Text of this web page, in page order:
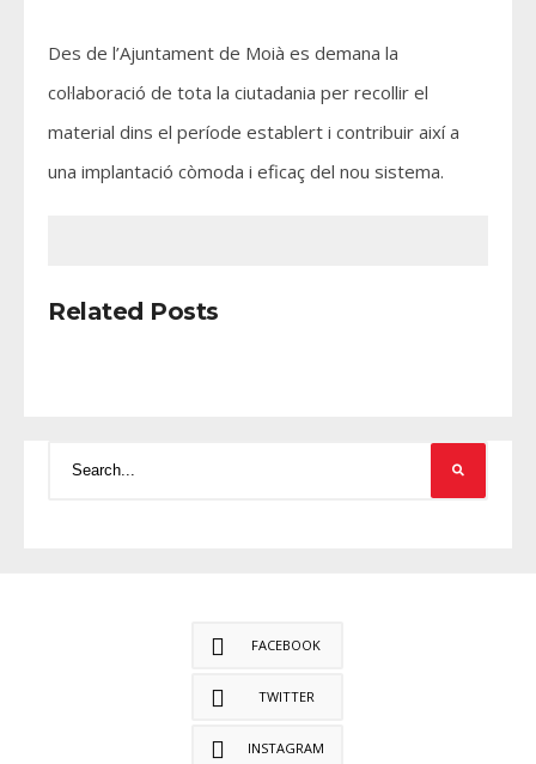
Des de l’Ajuntament de Moià es demana la
col·laboració de tota la ciutadania per recollir el
material dins el període establert i contribuir així a
una implantació còmoda i eficaç del nou sistema.
Related Posts
FACEBOOK
TWITTER
INSTAGRAM